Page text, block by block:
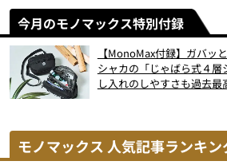
今月のモノマックス特別付録
【MonoMax付録】ガバッ
シャカの「じゃばら式４
し入れのしやすさも過去最
モノマックス 人気記事ランキン